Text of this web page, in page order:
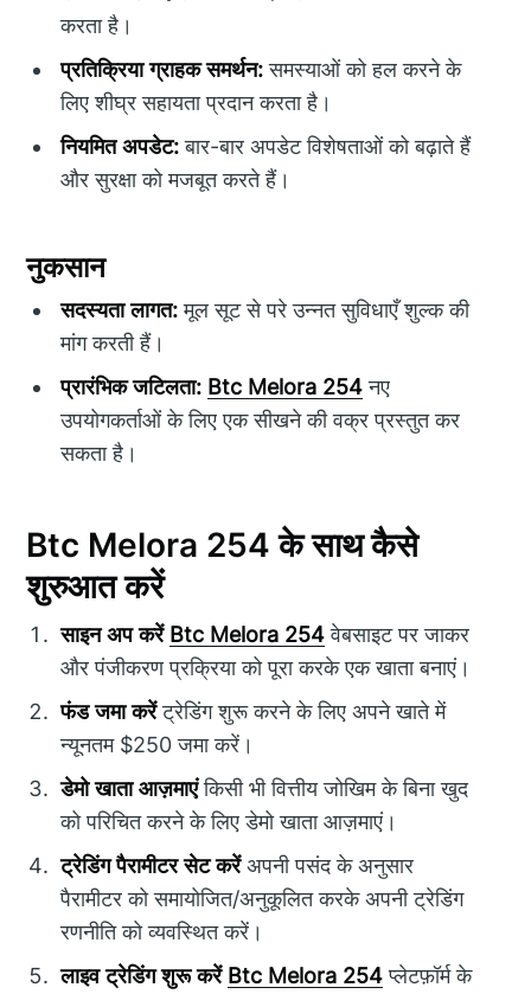
करता है।
प्रतिक्रिया ग्राहक समर्थन:समस्याओं को हल करने के
लिए शीघ्र सहायता प्रदान करता है।
नियमित अपडेट:बार-बार अपडेट विशेषताओं को बढ़ाते हैं
और सुरक्षा को मजबूत करते हैं।
नुकसान
सदस्यता लागत:मूल सूट से परे उन्नत सुविधाएँ शुल्क की
मांग करती हैं।
प्रारंभिक जटिलता: Btc Melora 254नए
उपयोगकर्ताओं के लिए एक सीखने की वक्र प्रस्तुत कर
सकता है।
Btc Melora 254 के साथ कैसे
शुरुआत करें
साइन अप करें Btc Melora 254वेबसाइट पर जाकर
और पंजीकरण प्रक्रिया को पूरा करके एक खाता बनाएं।
फंड जमा करेंट्रेडिंग शुरू करने के लिए अपने खाते में
न्यूनतम $250 जमा करें।
डेमो खाता आज़माएंकिसी भी वित्तीय जोखिम के बिना खुद
को परिचित करने के लिए डेमो खाता आज़माएं।
ट्रेडिंग पैरामीटर सेट करेंअपनी पसंद के अनुसार
पैरामीटर को समायोजित/अनुकूलित करके अपनी ट्रेडिंग
रणनीति को व्यवस्थित करें।
लाइव ट्रेडिंग शुरू करें Btc Melora 254प्लेटफ़ॉर्म के